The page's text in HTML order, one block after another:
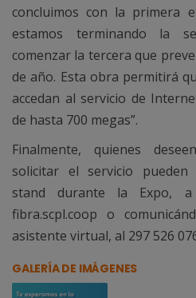
concluimos con la primera
estamos terminando la
comenzar la tercera que
de año. Esta obra permitirá
accedan al servicio de
de hasta 700 megas”.
Finalmente, quienes
solicitar el servicio pueden
stand durante la Expo,
fibra.scpl.coop o
asistente virtual, al 297 526
GALERÍA DE IMÁGENES